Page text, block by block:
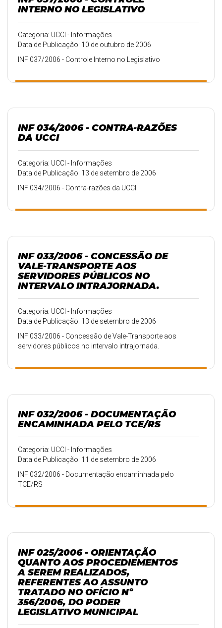
INTERNO NO LEGISLATIVO
Categoria: UCCI - Informações
Data de Publicação: 10 de outubro de 2006
INF 037/2006 - Controle Interno no Legislativo
INF 034/2006 - CONTRA-RAZÕES
DA UCCI
Categoria: UCCI - Informações
Data de Publicação: 13 de setembro de 2006
INF 034/2006 - Contra-razões da UCCI
INF 033/2006 - CONCESSÃO DE
VALE-TRANSPORTE AOS
SERVIDORES PÚBLICOS NO
INTERVALO INTRAJORNADA.
Categoria: UCCI - Informações
Data de Publicação: 13 de setembro de 2006
INF 033/2006 - Concessão de Vale-Transporte aos
servidores públicos no intervalo intrajornada.
INF 032/2006 - DOCUMENTAÇÃO
ENCAMINHADA PELO TCE/RS
Categoria: UCCI - Informações
Data de Publicação: 11 de setembro de 2006
INF 032/2006 - Documentação encaminhada pelo
TCE/RS
INF 025/2006 - ORIENTAÇÃO
QUANTO AOS PROCEDIEMENTOS
A SEREM REALIZADOS,
REFERENTES AO ASSUNTO
TRATADO NO OFÍCIO Nº
356/2006, DO PODER
LEGISLATIVO MUNICIPAL